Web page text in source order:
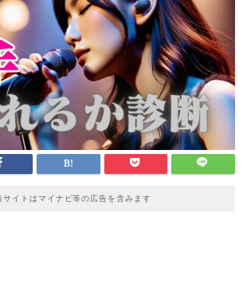
イトはマイナビ等の広告を含みます